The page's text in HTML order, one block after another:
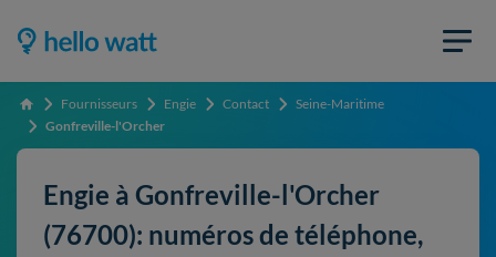
Accueil Fournisseurs Engie Contact
Seine-Maritime
Gonfreville-l'Orcher
Engie à Gonfreville-l'Orcher
(76700): numéros de téléphone,